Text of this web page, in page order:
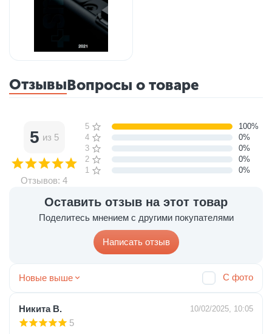
ОтзывыВопросы о товаре
Оставить отзыв на этот товар
Поделитесь мнением с другими покупателями
Написать отзыв
5 из 5
Отзывов: 4
5 звёзд
100%
4 звезды
0%
3 звезды
0%
2 звезды
0%
1 звезда
0%
Новые выше С фото
Никита В. 10/02/2025, 10:05
5